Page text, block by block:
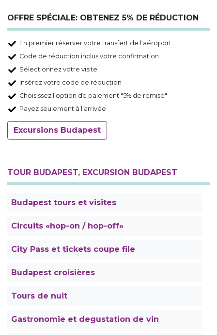
OFFRE SPÉCIALE: OBTENEZ 5% DE RÉDUCTION
En premier réserver votre transfert de l'aéroport
Code de réduction inclus votre confirmation
Sélectionnez votre visite
Insérez votre code de réduction
Choisissez l'option de paiement "5% de remise"
Payez seulement à l'arrivée
Excursions Budapest
TOUR BUDAPEST, EXCURSION BUDAPEST
Budapest tours et visites
Circuits «hop-on / hop-off»
City Pass et tickets coupe file
Budapest croisières
Tours de nuit
Gastronomie et degustation de vin